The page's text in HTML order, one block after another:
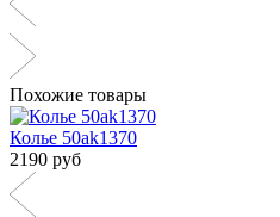
Похожие товары
Колье 50ak1370
2190 руб